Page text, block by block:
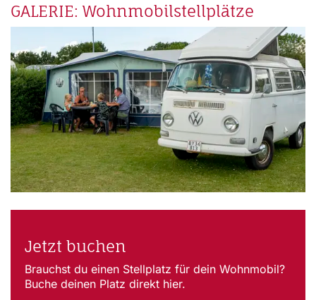
GALERIE: Wohnmobilstellplätze
Jetzt buchen
Brauchst du einen Stellplatz für dein Wohnmobil?
Buche deinen Platz direkt hier.